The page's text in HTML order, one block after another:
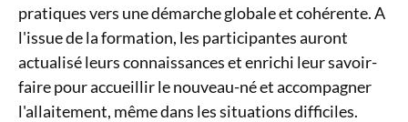
pratiques vers une démarche globale et cohérente. A
l'issue de la formation, les participantes auront
actualisé leurs connaissances et enrichi leur savoir-
faire pour accueillir le nouveau-né et accompagner
l'allaitement, même dans les situations difficiles.